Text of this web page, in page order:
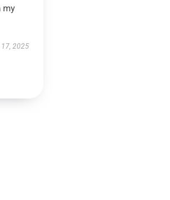
my
2025